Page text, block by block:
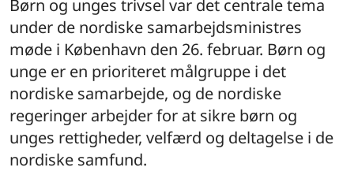
Børn og unges trivsel var det centrale tema
under de nordiske samarbejdsministres
møde i København den 26. februar. Børn og
unge er en prioriteret målgruppe i det
nordiske samarbejde, og de nordiske
regeringer arbejder for at sikre børn og
unges rettigheder, velfærd og deltagelse i de
nordiske samfund.